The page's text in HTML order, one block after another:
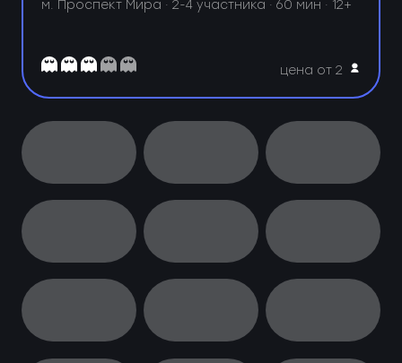
м. Проспект Мира ·2-4 участника · 60 мин · 12+
цена от 2